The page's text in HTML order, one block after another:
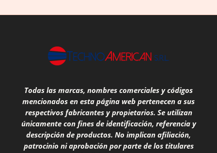
Todas las marcas, nombres comerciales y códigos
mencionados en esta página web pertenecen a sus
respectivos fabricantes y propietarios. Se utilizan
únicamente con fines de identificación, referencia y
descripción de productos. No implican afiliación,
patrocinio ni aprobación por parte de los titulares